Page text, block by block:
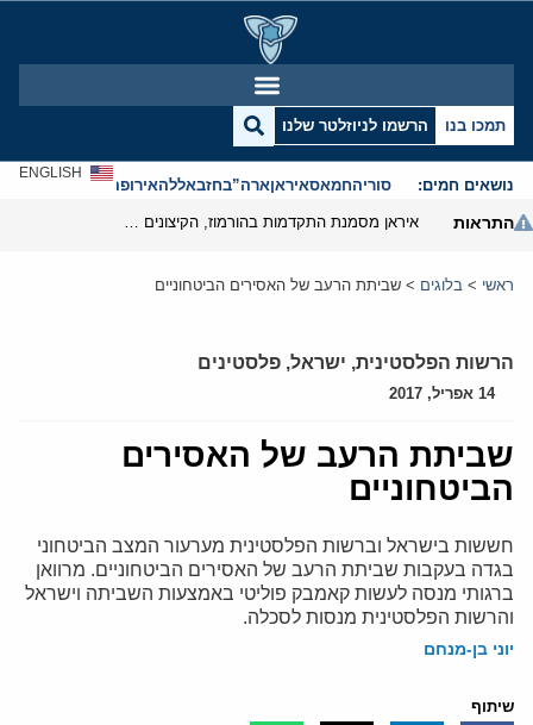
תמכו בנו הרשמו לניוזלטר שלנו
נושאים חמים: סוריהחמאסאיראןארה”בחזבאללהאירופהאנטישמיות
ENGLISH
התראות
ראשי > בלוגים > שביתת הרעב של האסירים הביטחוניים
הרשות הפלסטינית, ישראל, פלסטינים
14 אפריל, 2017
שביתת הרעב של האסירים
הביטחוניים
חששות בישראל וברשות הפלסטינית מערעור המצב הביטחוני
בגדה בעקבות שביתת הרעב של האסירים הביטחוניים. מרוואן
ברגותי מנסה לעשות קאמבק פוליטי באמצעות השביתה וישראל
והרשות הפלסטינית מנסות לסכלה.
יוני בן-מנחם
שיתוף